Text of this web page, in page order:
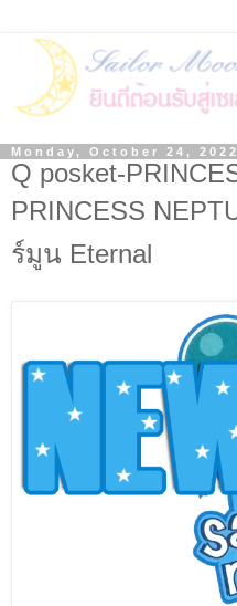
Monday, October 24, 2022
Q posket-
PRINCESS
ร์มูน Eternal